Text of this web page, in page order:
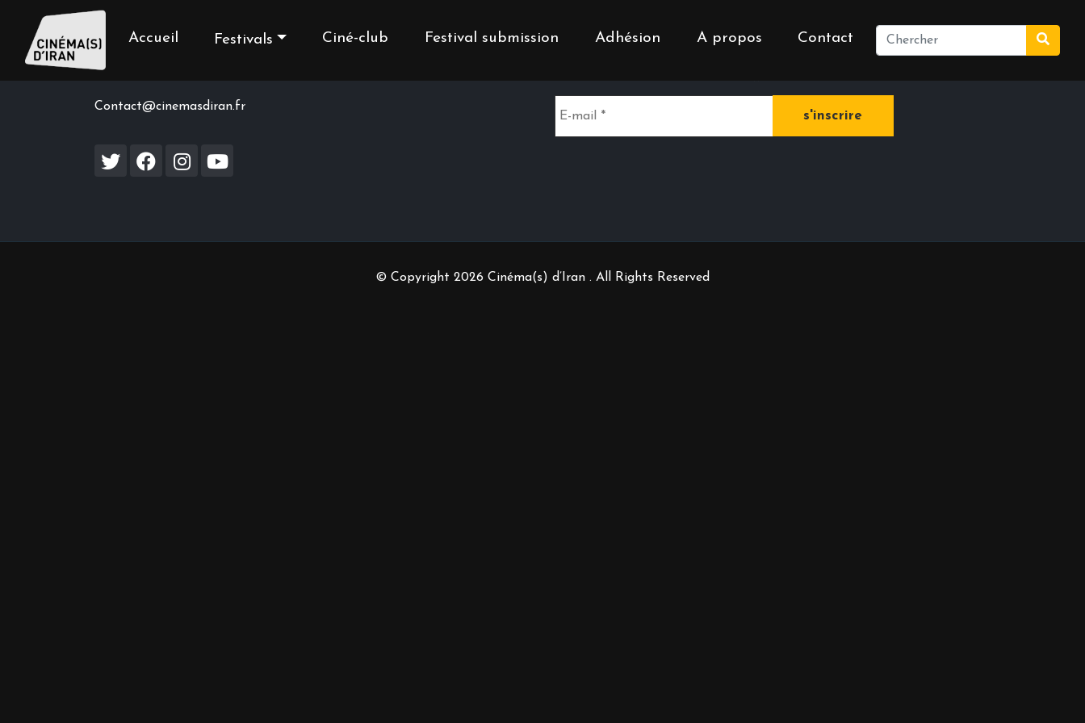
Accueil Festivals Ciné-club Festival submission Adhésion A propos Contact
Contact us
Contact@cinemasdiran.fr
Inscrivez-vous à notre newsletter
© Copyright 2026 Cinéma(s) d’Iran . All Rights Reserved